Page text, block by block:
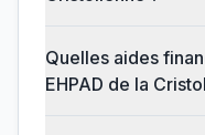
Quelles aides
EHPAD de la